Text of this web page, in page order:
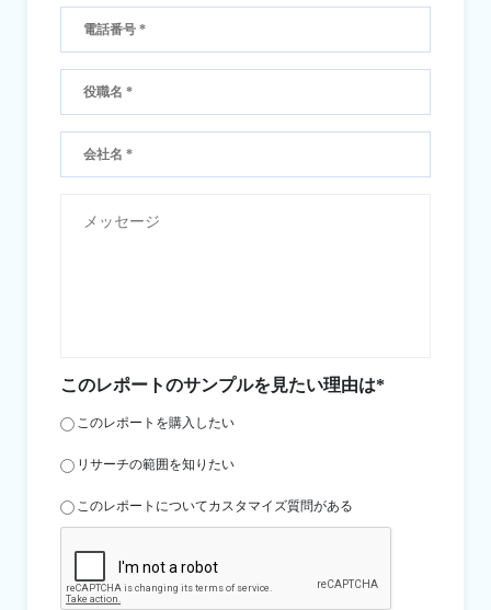
このレポートのサンプルを見たい理由は*
このレポートを購入したい
リサーチの範囲を知りたい
このレポートについてカスタマイズ質問がある